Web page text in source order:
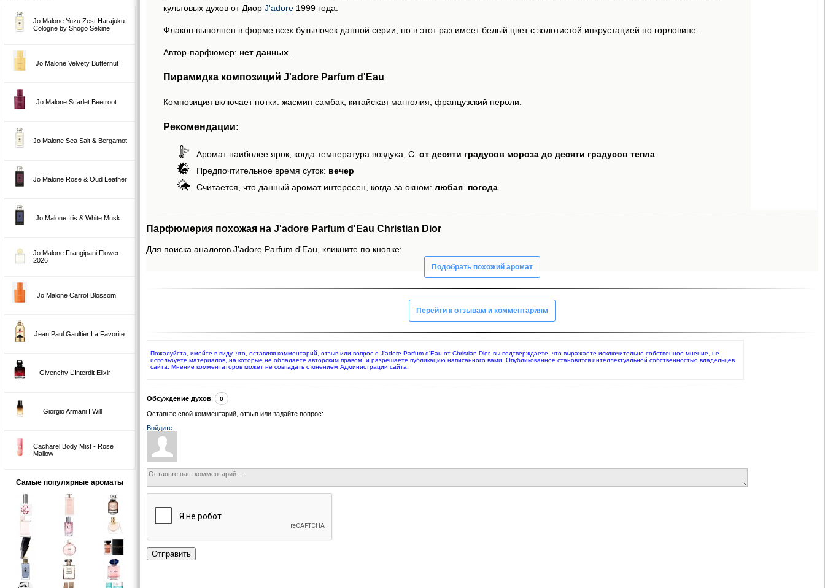
Jo Malone Yuzu Zest Harajuku
Cologne by Shogo Sekine
Jo Malone Velvety Butternut
Jo Malone Scarlet Beetroot
Jo Malone Sea Salt & Bergamot
Jo Malone Rose & Oud Leather
Jo Malone Iris & White Musk
Jo Malone Frangipani Flower
2026
Jo Malone Carrot Blossom
Jean Paul Gaultier La Favorite
Givenchy L’Interdit Elixir
Giorgio Armani I Will
Cacharel Body Mist - Rose
Mallow
Самые популярные ароматы
культовых духов от Диор J'adore 1999 года.
Флакон выполнен в форме всех бутылочек данной серии, но в этот раз имеет белый цвет с золотистой инкрустацией по горловине.
Автор-парфюмер: нет данных
Пирамидка композиций J'adore Parfum d'Eau
Композиция включает нотки: жасмин самбак, китайская магнолия, французский нероли.
Рекомендации:
Аромат наиболее ярок, когда температура воздуха, С: от десяти градусов мороза до десяти градусов тепла
Предпочтительное время суток: вечер
Считается, что данный аромат интересен, когда за окном: любая_погода
Парфюмерия похожая на J'adore Parfum d'Eau Christian Dior
Для поиска аналогов J'adore Parfum d'Eau, кликните по кнопке:
Подобрать похожий аромат
Перейти к отзывам и комментариям
Пожалуйста, имейте в виду, что, оставляя комментарий, отзыв или вопрос о J'adore Parfum d'Eau от Christian Dior, вы подтверждаете, что выражаете исключительно собственное мнение, не
используете материалов, на которые не обладаете авторским правом, и разрешаете публикацию написанного вами. Опубликованное становится интеллектуальной собственностью владельцев
сайта. Мнение комментаторов может не совпадать с мнением Администрации сайта.
Обсуждение духов: 0
Оставьте свой комментарий, отзыв или задайте вопрос:
Войдите
Отправить